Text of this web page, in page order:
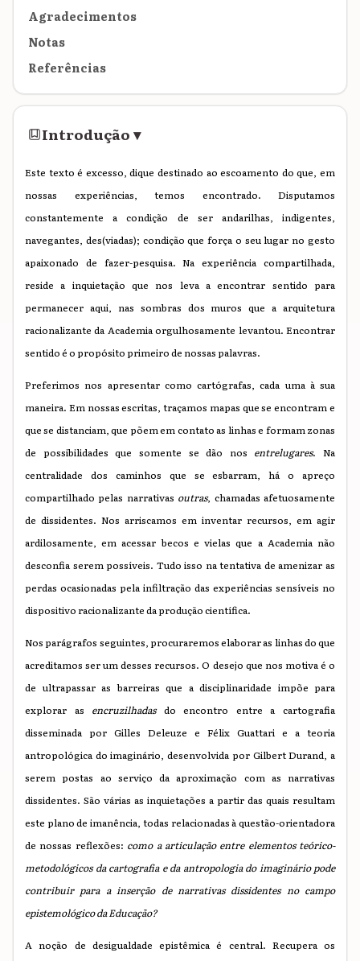
Agradecimentos
Notas
Referências
Introdução▾
Este texto é excesso, dique destinado ao escoamento do que, em
nossas experiências, temos encontrado. Disputamos
constantemente a condição de ser andarilhas, indigentes,
navegantes, des(viadas); condição que força o seu lugar no gesto
apaixonado de fazer-pesquisa. Na experiência compartilhada,
reside a inquietação que nos leva a encontrar sentido para
permanecer aqui, nas sombras dos muros que a arquitetura
racionalizante da Academia orgulhosamente levantou. Encontrar
sentido é o propósito primeiro de nossas palavras.
Preferimos nos apresentar como cartógrafas, cada uma à sua
maneira. Em nossas escritas, traçamos mapas que se encontram e
que se distanciam, que põem em contato as linhas e formam zonas
de possibilidades que somente se dão nos entrelugares. Na
centralidade dos caminhos que se esbarram, há o apreço
compartilhado pelas narrativas outras, chamadas afetuosamente
de dissidentes. Nos arriscamos em inventar recursos, em agir
ardilosamente, em acessar becos e vielas que a Academia não
desconfia serem possíveis. Tudo isso na tentativa de amenizar as
perdas ocasionadas pela infiltração das experiências sensíveis no
dispositivo racionalizante da produção científica.
Nos parágrafos seguintes, procuraremos elaborar as linhas do que
acreditamos ser um desses recursos. O desejo que nos motiva é o
de ultrapassar as barreiras que a disciplinaridade impõe para
explorar as encruzilhadas do encontro entre a cartografia
disseminada por Gilles Deleuze e Félix Guattari e a teoria
antropológica do imaginário, desenvolvida por Gilbert Durand, a
serem postas ao serviço da aproximação com as narrativas
dissidentes. São várias as inquietações a partir das quais resultam
este plano de imanência, todas relacionadas à questão-orientadora
de nossas reflexões: como a articulação entre elementos teórico-
metodológicos da cartografia e da antropologia do imaginário pode
contribuir para a inserção de narrativas dissidentes no campo
epistemológico da Educação?
A noção de desigualdade epistêmica é central. Recupera os